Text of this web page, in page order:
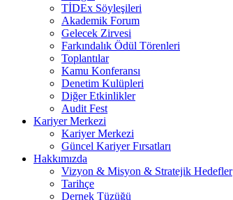
TİDEx Söyleşileri
Akademik Forum
Gelecek Zirvesi
Farkındalık Ödül Törenleri
Toplantılar
Kamu Konferansı
Denetim Kulüpleri
Diğer Etkinlikler
Audit Fest
Kariyer Merkezi
Kariyer Merkezi
Güncel Kariyer Fırsatları
Hakkımızda
Vizyon & Misyon & Stratejik Hedefler
Tarihçe
Dernek Tüzüğü